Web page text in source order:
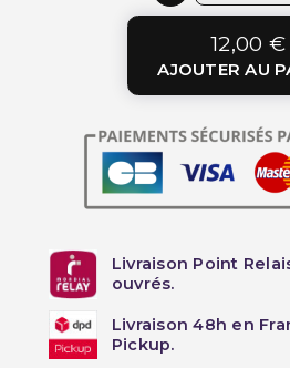
12,00 €
AJOUTER AU
Livraison Point
ouvrés.
Livraison 48h en
Pickup.